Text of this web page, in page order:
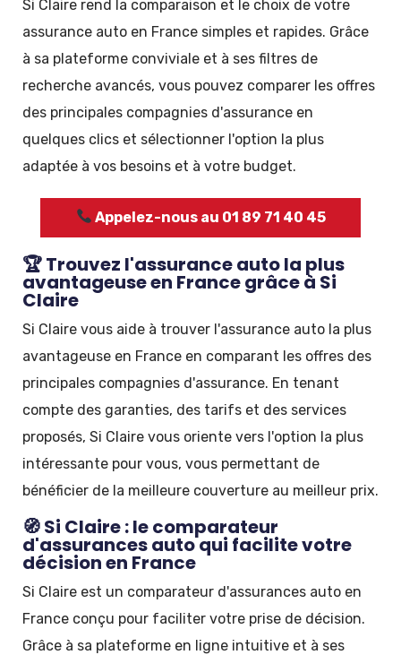
Si Claire rend la comparaison et le choix de votre
assurance auto en France simples et rapides. Grâce
à sa plateforme conviviale et à ses filtres de
recherche avancés, vous pouvez comparer les offres
des principales compagnies d'assurance en
quelques clics et sélectionner l'option la plus
adaptée à vos besoins et à votre budget.
Appelez-nous au 01 89 71 40 45
🏆 Trouvez l'assurance auto la plus
avantageuse en France grâce à Si
Claire
Si Claire vous aide à trouver l'assurance auto la plus
avantageuse en France en comparant les offres des
principales compagnies d'assurance. En tenant
compte des garanties, des tarifs et des services
proposés, Si Claire vous oriente vers l'option la plus
intéressante pour vous, vous permettant de
bénéficier de la meilleure couverture au meilleur prix.
🧭 Si Claire : le comparateur
d'assurances auto qui facilite votre
décision en France
Si Claire est un comparateur d'assurances auto en
France conçu pour faciliter votre prise de décision.
Grâce à sa plateforme en ligne intuitive et à ses